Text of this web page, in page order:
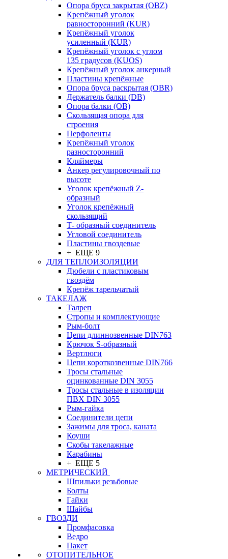
Опора бруса закрытая (OBZ)
Крепёжный уголок
равносторонний (KUR)
Крепёжный уголок
усиленный (KUR)
Крепёжный уголок с углом
135 градусов (KUOS)
Крепёжный уголок анкерный
Пластины крепёжные
Опора бруса раскрытая (OBR)
Держатель балки (DB)
Опора балки (ОВ)
Скользящая опора для
строения
Перфоленты
Крепёжный уголок
разносторонний
Кляймеры
Анкер регулировочный по
высоте
Уголок крепёжный Z-
образный
Уголок крепёжный
скользящий
Т- образный соединитель
Угловой соединитель
Пластины гвоздевые
+ ЕЩЕ 9
ДЛЯ ТЕПЛОИЗОЛЯЦИИ
Дюбели с пластиковым
гвоздём
Крепёж тарельчатый
ТАКЕЛАЖ
Талреп
Стропы и комплектующие
Рым-болт
Цепи длиннозвенные DIN763
Крючок S-образный
Вертлюги
Цепи короткозвенные DIN766
Тросы стальные
оцинкованные DIN 3055
Тросы стальные в изоляции
ПВХ DIN 3055
Рым-гайка
Соединители цепи
Зажимы для троса, каната
Коуши
Скобы такелажные
Карабины
+ ЕЩЕ 5
МЕТРИЧЕСКИЙ
Шпильки резьбовые
Болты
Гайки
Шайбы
ГВОЗДИ
Промфасовка
Ведро
Пакет
ОТОПИТЕЛЬНОЕ